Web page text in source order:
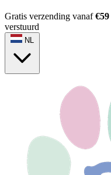
Gratis verzending vanaf€59
verstuurd
NL